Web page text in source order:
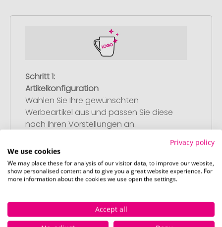
Schritt 1:
Artikelkonfiguration
Wählen Sie Ihre gewünschten
Werbeartikel aus und passen Sie diese
nach Ihren Vorstellungen an.
Artikel in Ihren Warenkorb.
Schritt 2:
Privacy policy
We use cookies
We may place these for analysis of our visitor data, to improve our website,
show personalised content and to give you a great website experience. For
more information about the cookies we use open the settings.
Accept all